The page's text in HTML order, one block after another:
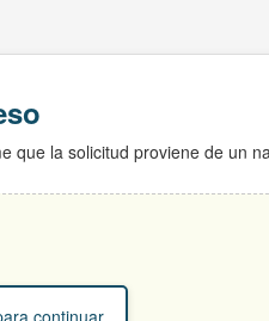
que la solicitud proviene de un